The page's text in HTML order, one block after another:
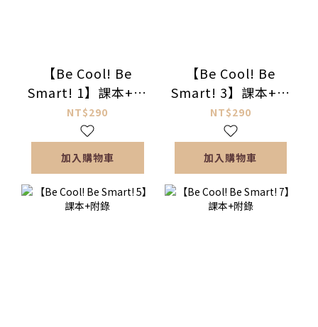
【Be Cool! Be
Smart! 1】課本+附
錄
NT$290
加入購物車
【Be Cool! Be
Smart! 3】課本+附
錄
NT$290
加入購物車